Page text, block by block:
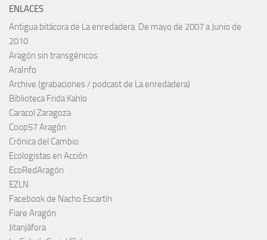
ENLACES
Antigua bitácora de La enredadera. De mayo de 2007 a Junio de
2010
Aragón sin transgénicos
AraInfo
Archive (grabaciones / podcast de La enredadera)
Biblioteca Frida Kahlo
Caracol Zaragoza
Coop57 Aragón
Crónica del Cambio
Ecologistas en Acción
EcoRedAragón
EZLN
Facebook de Nacho Escartín
Fiare Aragón
Jitanjáfora